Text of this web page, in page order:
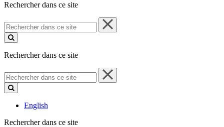
Rechercher dans ce site
Rechercher
dans
ce
Rechercher dans ce site
Rechercher
dans
ce
English
Rechercher dans ce site